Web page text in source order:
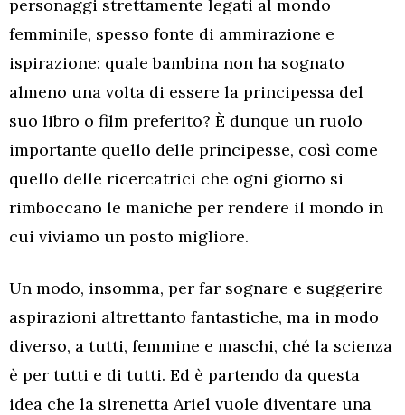
personaggi strettamente legati al mondo
femminile, spesso fonte di ammirazione e
ispirazione: quale bambina non ha sognato
almeno una volta di essere la principessa del
suo libro o film preferito? È dunque un ruolo
importante quello delle principesse, così come
quello delle ricercatrici che ogni giorno si
rimboccano le maniche per rendere il mondo in
cui viviamo un posto migliore.
Un modo, insomma, per far sognare e suggerire
aspirazioni altrettanto fantastiche, ma in modo
diverso, a tutti, femmine e maschi, ché la scienza
è per tutti e di tutti. Ed è partendo da questa
idea che la sirenetta Ariel vuole diventare una